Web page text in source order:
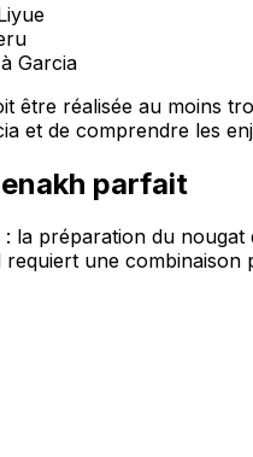
Garcia
être réalisée au moins
et de comprendre les
parfait
préparation du
une combinaison